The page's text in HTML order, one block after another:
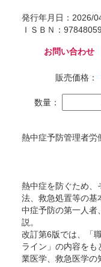
発行年月日：2026/
ＩＳＢＮ：
お問い合わせ
販売価格：
数量：
熱中症予防管理者労
熱中症を防ぐため、
法、救急処置等の基
中症予防の第一人者
説。
改訂第6版では、「
ライン」の内容をも
業医学、救急医学の